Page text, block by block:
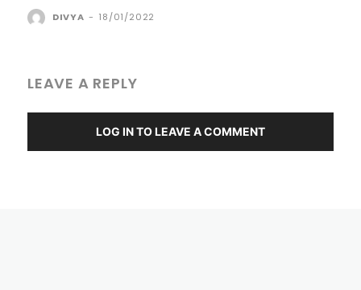
DIVYA - 18/01/2022
LEAVE A REPLY
LOG IN TO LEAVE A COMMENT